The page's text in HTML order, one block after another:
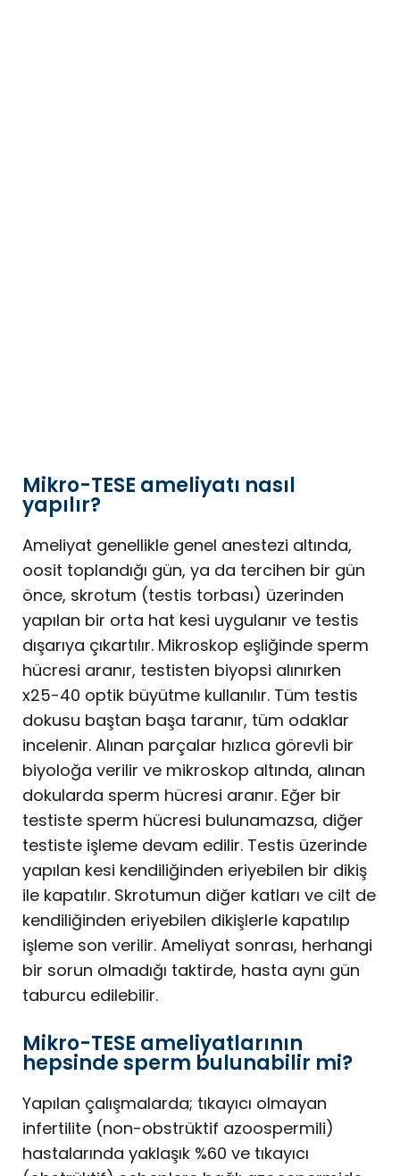
Mikro-TESE ameliyatı nasıl
yapılır?
Ameliyat genellikle genel anestezi altında,
oosit toplandığı gün, ya da tercihen bir gün
önce, skrotum (testis torbası) üzerinden
yapılan bir orta hat kesi uygulanır ve testis
dışarıya çıkartılır. Mikroskop eşliğinde sperm
hücresi aranır, testisten biyopsi alınırken
x25-40 optik büyütme kullanılır. Tüm testis
dokusu baştan başa taranır, tüm odaklar
incelenir. Alınan parçalar hızlıca görevli bir
biyoloğa verilir ve mikroskop altında, alınan
dokularda sperm hücresi aranır. Eğer bir
testiste sperm hücresi bulunamazsa, diğer
testiste işleme devam edilir. Testis üzerinde
yapılan kesi kendiliğinden eriyebilen bir dikiş
ile kapatılır. Skrotumun diğer katları ve cilt de
kendiliğinden eriyebilen dikişlerle kapatılıp
işleme son verilir. Ameliyat sonrası, herhangi
bir sorun olmadığı taktirde, hasta aynı gün
taburcu edilebilir.
Mikro-TESE ameliyatlarının
hepsinde sperm bulunabilir mi?
Yapılan çalışmalarda; tıkayıcı olmayan
infertilite (non-obstrüktif azoospermili)
hastalarında yaklaşık %60 ve tıkayıcı